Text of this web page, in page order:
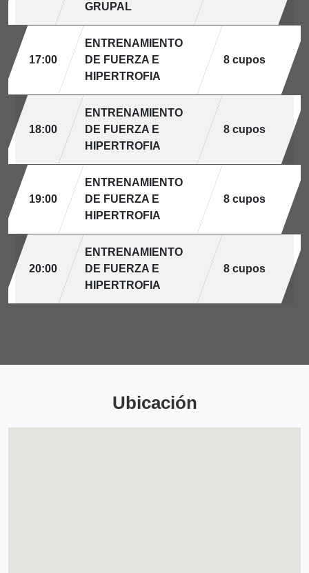
GRUPAL
17:00
ENTRENAMIENTO
DE FUERZA E
HIPERTROFIA
8 cupos
18:00
ENTRENAMIENTO
DE FUERZA E
HIPERTROFIA
8 cupos
19:00
ENTRENAMIENTO
DE FUERZA E
HIPERTROFIA
8 cupos
20:00
ENTRENAMIENTO
DE FUERZA E
HIPERTROFIA
8 cupos
Ubicación